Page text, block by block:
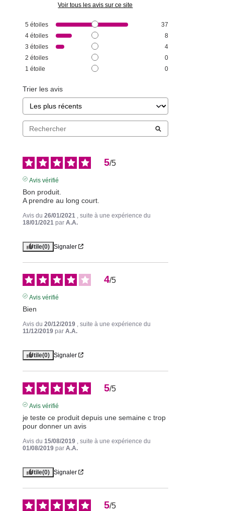
Voir tous les avis sur ce site
5 étoiles
37
4 étoiles
8
3 étoiles
4
2 étoiles
0
1 étoile 0
Trier les avis
5/5
Avis vérifié
Bon produit.
A prendre au long court.
Avis du 26/01/2021 , suite à une expérience du
18/01/2021 par A.A.
Utile(0) Signaler
4/5
Avis vérifié
Bien
Avis du 20/12/2019 , suite à une expérience du
11/12/2019 par A.A.
Utile(0) Signaler
5/5
Avis vérifié
je teste ce produit depuis une semaine c trop
pour donner un avis
Avis du 15/08/2019 , suite à une expérience du
01/08/2019 par A.A.
Utile(0) Signaler
5/5